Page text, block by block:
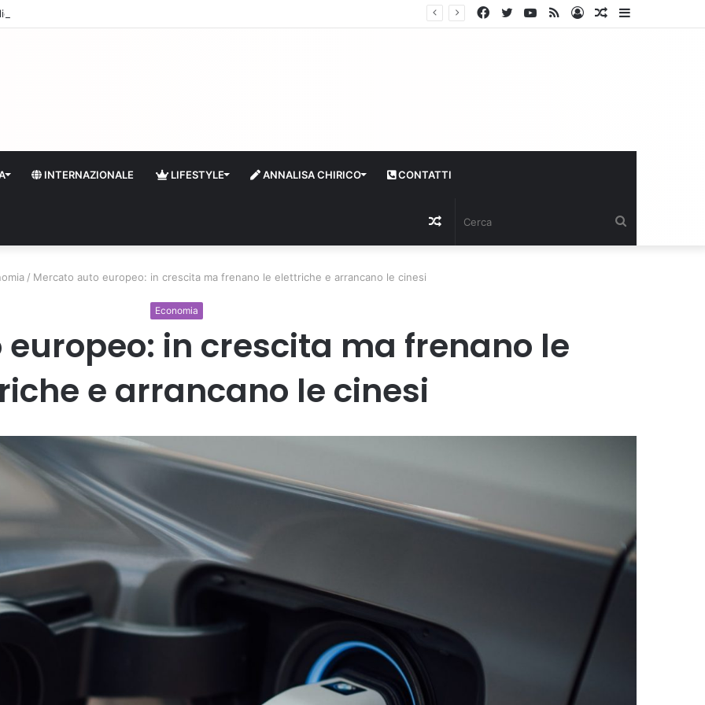
e riserve Fmi inutilizzabili: la crisi dell’economia russa
Articolo
Log
RSS
YouTube
Twitter
Facebook
INTERNAZIONALE LIFESTYLE ANNALISA CHIRICO CONTATTI
Articolo
/ Mercato auto europeo: in crescita ma frenano le elettriche e arrancano le cinesi
Economia
in crescita ma frenano le
e arrancano le cinesi